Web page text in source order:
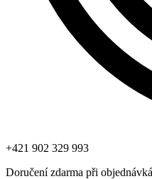
+421 902 329 993
Doručení zdarma při